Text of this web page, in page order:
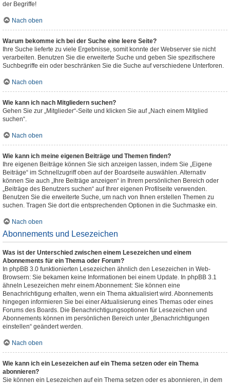
der Begriffe!
Nach oben
Warum bekomme ich bei der Suche eine leere Seite?
Ihre Suche lieferte zu viele Ergebnisse, somit konnte der Webserver sie nicht
verarbeiten. Benutzen Sie die erweiterte Suche und geben Sie spezifischere
Suchbegriffe ein oder beschränken Sie die Suche auf verschiedene Unterforen.
Nach oben
Wie kann ich nach Mitgliedern suchen?
Gehen Sie zur „Mitglieder“-Seite und klicken Sie auf „Nach einem Mitglied
suchen“.
Nach oben
Wie kann ich meine eigenen Beiträge und Themen finden?
Ihre eigenen Beiträge können Sie sich anzeigen lassen, indem Sie „Eigene
Beiträge“ im Schnellzugriff oben auf der Boardseite auswählen. Alternativ
können Sie auch „Ihre Beiträge anzeigen“ in Ihrem persönlichen Bereich oder
„Beiträge des Benutzers suchen“ auf Ihrer eigenen Profilseite verwenden.
Benutzen Sie die erweiterte Suche, um nach von Ihnen erstellen Themen zu
suchen. Tragen Sie dort die entsprechenden Optionen in die Suchmaske ein.
Nach oben
Abonnements und Lesezeichen
Was ist der Unterschied zwischen einem Lesezeichen und einem
Abonnements für ein Thema oder Forum?
In phpBB 3.0 funktionierten Lesezeichen ähnlich den Lesezeichen in Web-
Browsern: Sie bekamen keine Informationen bei einem Update. In phpBB 3.1
ähneln Lesezeichen mehr einem Abonnement: Sie können eine
Benachrichtigung erhalten, wenn ein Thema aktualisiert wird. Abonnements
hingegen informieren Sie bei einer Aktualisierung eines Themas oder eines
Forums des Boards. Die Benachrichtigungsoptionen für Lesezeichen und
Abonnements können im persönlichen Bereich unter „Benachrichtigungen
einstellen“ geändert werden.
Nach oben
Wie kann ich ein Lesezeichen auf ein Thema setzen oder ein Thema
abonnieren?
Sie können ein Lesezeichen auf ein Thema setzen oder es abonnieren, in dem